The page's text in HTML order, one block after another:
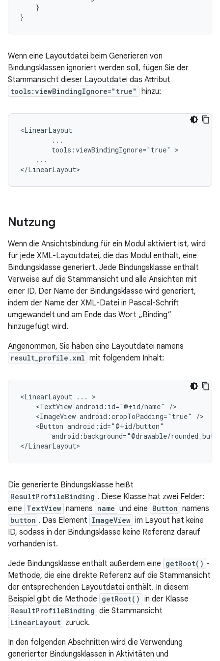
}
}
Wenn eine Layoutdatei beim Generieren von
Bindungsklassen ignoriert werden soll, fügen Sie der
Stammansicht dieser Layoutdatei das Attribut
tools:viewBindingIgnore="true" hinzu:
tools:viewBindingIgnore="true"
...
Nutzung
Wenn die Ansichtsbindung für ein Modul aktiviert ist, wird
für jede XML-Layoutdatei, die das Modul enthält, eine
Bindungsklasse generiert. Jede Bindungsklasse enthält
Verweise auf die Stammansicht und alle Ansichten mit
einer ID. Der Name der Bindungsklasse wird generiert,
indem der Name der XML-Datei in Pascal-Schrift
umgewandelt und am Ende das Wort „Binding“
hinzugefügt wird.
Angenommen, Sie haben eine Layoutdatei namens
result_profile.xml mit folgendem Inhalt:
<LinearLayout ...
<TextView android:id="@+id/name"
<ImageView android:cropToPadding="true"
<Button
android:background="@drawable/
Die generierte Bindungsklasse heißt
ResultProfileBinding . Diese Klasse hat zwei Felder:
eine TextView namens name und eine Button namens
button . Das Element ImageView im Layout hat keine
ID, sodass in der Bindungsklasse keine Referenz darauf
vorhanden ist.
Jede Bindungsklasse enthält außerdem eine getRoot() -
Methode, die eine direkte Referenz auf die Stammansicht
der entsprechenden Layoutdatei enthält. In diesem
Beispiel gibt die Methode getRoot() in der Klasse
ResultProfileBinding die Stammansicht
LinearLayout zurück.
In den folgenden Abschnitten wird die Verwendung
generierter Bindungsklassen in Aktivitäten und